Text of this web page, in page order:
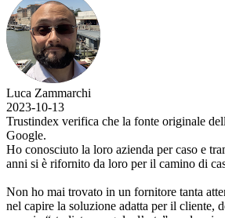
Luca Zammarchi
2023-10-13
Trustindex verifica che la fonte originale
Google.
Ho conosciuto la loro azienda per caso e
anni si è rifornito da loro per il camino di
Non ho mai trovato in un fornitore tanta
nel capire la soluzione adatta per il cliente,